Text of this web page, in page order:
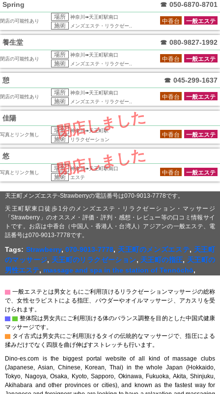
Spring ☎ 050-6870-8701
閉店の可能性あり
場所 神奈川➠天王町駅南口
施術 メンズエステ・リラクゼー..
一般エステ
中香台
養生堂 ☎ 080-9827-1992
閉店の可能性あり
場所 神奈川➠天王町駅南口
施術 メンズエステ・リラクゼー..
一般エステ
中香台
憩 ☎ 045-299-1637
閉店の可能性あり
場所 神奈川➠天王町駅南口
施術 メンズエステ・リラクゼー..
一般エステ
中香台
閉店しました
佳陽
写真とリンク無し
場所 神奈川➠天王町駅
施術 リラクゼーション
一般エステ
中香台
閉店しました
悠
写真とリンク無し
場所 神奈川➠天王町駅南口
施術 エステ
一般エステ
中香台
天王町メンズエステ-Strawberryの電話番号は070-9013-7778です。
天王町駅東口徒歩1分のメンズエステ・リラクゼーション・マッサージ
「Strawberry」のオススメ・評価・評判・感想・レビュー等の口コミ情報サイ
トです。お店は中香台（中国人・香港人・台湾人）アジアンの一般エステ、電
話番号は070-9013-7778です。
Tags: Strawberry,070-9013-7778, 天王町のメンズエステ, 天王町
のマッサージ, 天王町のリラクゼーション, 天王町の指圧, 天王町の
男性エステ, massage and spa in the station of Tennōchō,
▇ 一般エステとは男女ともにご利用頂けるリラクゼーションマッサージの総称
で、女性セラピストによる指圧、パウダーやオイルマッサージ、アカスリを受
けられます。
▇ ▇ 整体院は男女共にご利用頂ける体のバランス調整を目的とした中国式健康
マッサージです。
▇ タイ古式は男女共にご利用頂けるタイの伝統的なマッサージで、指圧による
揉みだけでなく四肢を曲げ伸ばすストレッチも行います。
Dino-es.com is the biggest portal website of all kind of massage clubs
(Japanese, Asian, Chinese, Korean, Thai) in the whole Japan (Hokkaido,
Tokyo, Nagoya, Osaka, Kyoto, Sapporo, Okinawa, Fukuoka, Akita, Shinjuku,
Akihabara and other provinces or cities), and known as the fastest way for